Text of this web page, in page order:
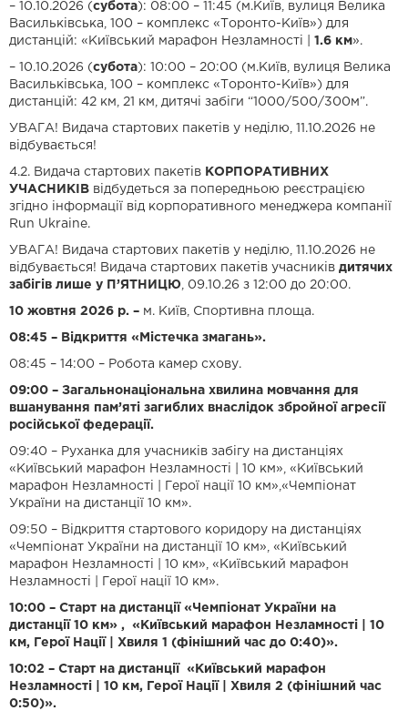
– 10.10.2026 (субота): 08:00 – 11:45 (м.Київ, вулиця Велика
Васильківська, 100 – комплекс «Торонто-Київ») для
дистанцій: «Київський марафон Незламності | 1.6 км ».
– 10.10.2026 (субота): 10:00 – 20:00 (м.Київ, вулиця Велика
Васильківська, 100 – комплекс «Торонто-Київ») для
дистанцій: 42 км, 21 км, дитячі забіги “1000/500/300м”.
УВАГА! Видача стартових пакетів у неділю, 11.10.2026 не
відбувається!
4.2. Видача стартових пакетів КОРПОРАТИВНИХ
УЧАСНИКІВ відбудеться за попередньою реєстрацією
згідно інформації від корпоративного менеджера компанії
Run Ukraine.
УВАГА! Видача стартових пакетів у неділю, 11.10.2026 не
відбувається! Видача стартових пакетів учасників дитячих
забігів лише у П’ЯТНИЦЮ, 09.10.26 з 12:00 до 20:00.
10 жовтня 2026 р. – м. Київ, Спортивна площа.
08:45 – Відкриття «Містечка змагань».
08:45 – 14:00 – Робота камер схову.
09:00 – Загальнонаціональна хвилина мовчання для
вшанування пам’яті загиблих внаслідок збройної агресії
російської федерації.
09:40 – Руханка для учасників забігу на дистанціях
«Київський марафон Незламності | 10 км», «Київський
марафон Незламності | Герої нації 10 км»,«Чемпіонат
України на дистанції 10 км».
09:50 – Відкриття стартового коридору на дистанціях
«Чемпіонат України на дистанції 10 км», «Київський
марафон Незламності | 10 км», «Київський марафон
Незламності | Герої нації 10 км».
10:00 – Старт на дистанції «Чемпіонат України на
дистанції 10 км» , «Київський марафон Незламності | 10
км, Герої Нації | Хвиля 1 (фінішний час до 0:40)».
10:02 – Старт на дистанції «Київський марафон
Незламності | 10 км, Герої Нації | Хвиля 2 (фінішний час
0:50)».